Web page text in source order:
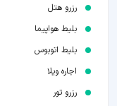
رزرو هتل
بلیط هواپیما
بلیط اتوبوس
اجاره ویلا
رزرو تور